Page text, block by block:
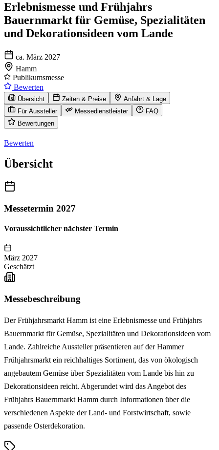
Erlebnismesse und Frühjahrs
Bauernmarkt für Gemüse, Spezialitäten
und Dekorationsideen vom Lande
ca. März 2027
Hamm
Publikumsmesse
Bewerten
Übersicht Zeiten & Preise
Anfahrt & Lage
Für Aussteller
Messedienstleister
FAQ
Bewertungen
Bewerten
Übersicht
Messetermin 2027
Voraussichtlicher nächster Termin
März 2027
Geschätzt
Messebeschreibung
Der Frühjahrsmarkt Hamm ist eine Erlebnismesse und Frühjahrs
Bauernmarkt für Gemüse, Spezialitäten und Dekorationsideen vom
Lande. Zahlreiche Aussteller präsentieren auf der Hammer
Frühjahrsmarkt ein reichhaltiges Sortiment, das von ökologisch
angebautem Gemüse über Spezialitäten vom Lande bis hin zu
Dekorationsideen reicht. Abgerundet wird das Angebot des
Frühjahrs Bauernmarkt Hamm durch Informationen über die
verschiedenen Aspekte der Land- und Forstwirtschaft, sowie
passende Osterdekoration.